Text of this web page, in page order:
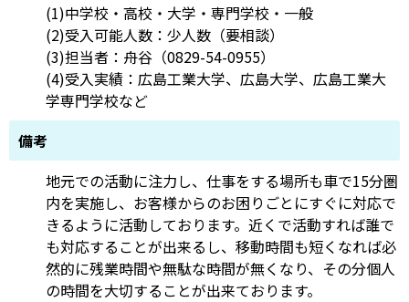
(1)中学校・高校・大学・専門学校・一般
(2)受入可能人数：少人数（要相談）
(3)担当者：舟谷（0829-54-0955）
(4)受入実績：広島工業大学、広島大学、広島工業大
学専門学校など
備考
地元での活動に注力し、仕事をする場所も車で15分圏
内を実施し、お客様からのお困りごとにすぐに対応で
きるように活動しております。近くで活動すれば誰で
も対応することが出来るし、移動時間も短くなれば必
然的に残業時間や無駄な時間が無くなり、その分個人
の時間を大切することが出来ております。